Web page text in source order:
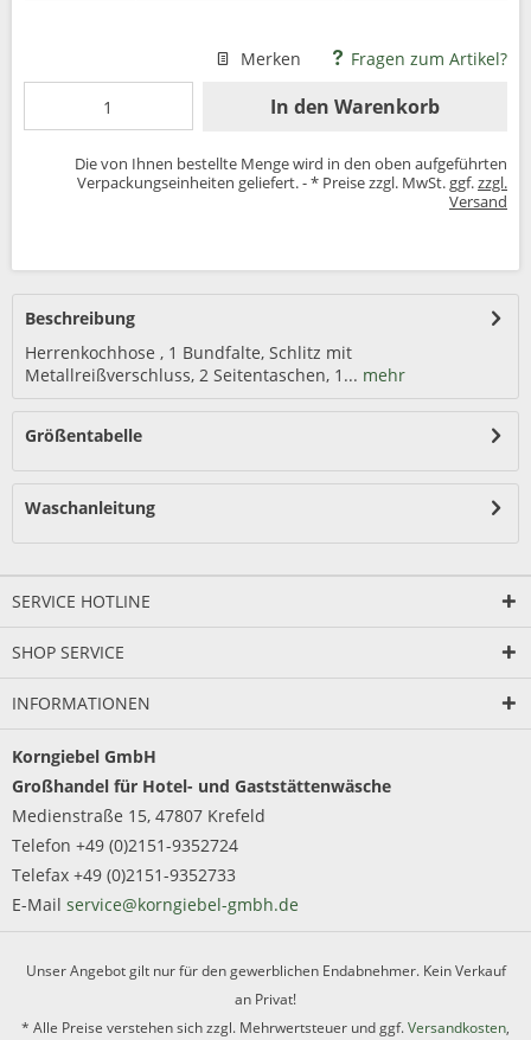
Merken Fragen zum Artikel?
In den Warenkorb
Die von Ihnen bestellte Menge wird in den oben aufgeführten
Verpackungseinheiten geliefert. - * Preise zzgl. MwSt. ggf.zzgl.
Versand
Beschreibung
Herrenkochhose , 1 Bundfalte, Schlitz mit
Metallreißverschluss, 2 Seitentaschen, 1... mehr
Größentabelle
Waschanleitung
SERVICE HOTLINE
SHOP SERVICE
INFORMATIONEN
Korngiebel GmbH
Großhandel für Hotel- und Gaststättenwäsche
Medienstraße 15, 47807 Krefeld
Telefon +49 (0)2151-9352724
Telefax +49 (0)2151-9352733
E-Mail service@korngiebel-gmbh.de
Unser Angebot gilt nur für den gewerblichen Endabnehmer. Kein Verkauf
an Privat!
* Alle Preise verstehen sich zzgl. Mehrwertsteuer und ggf.Versandkosten,